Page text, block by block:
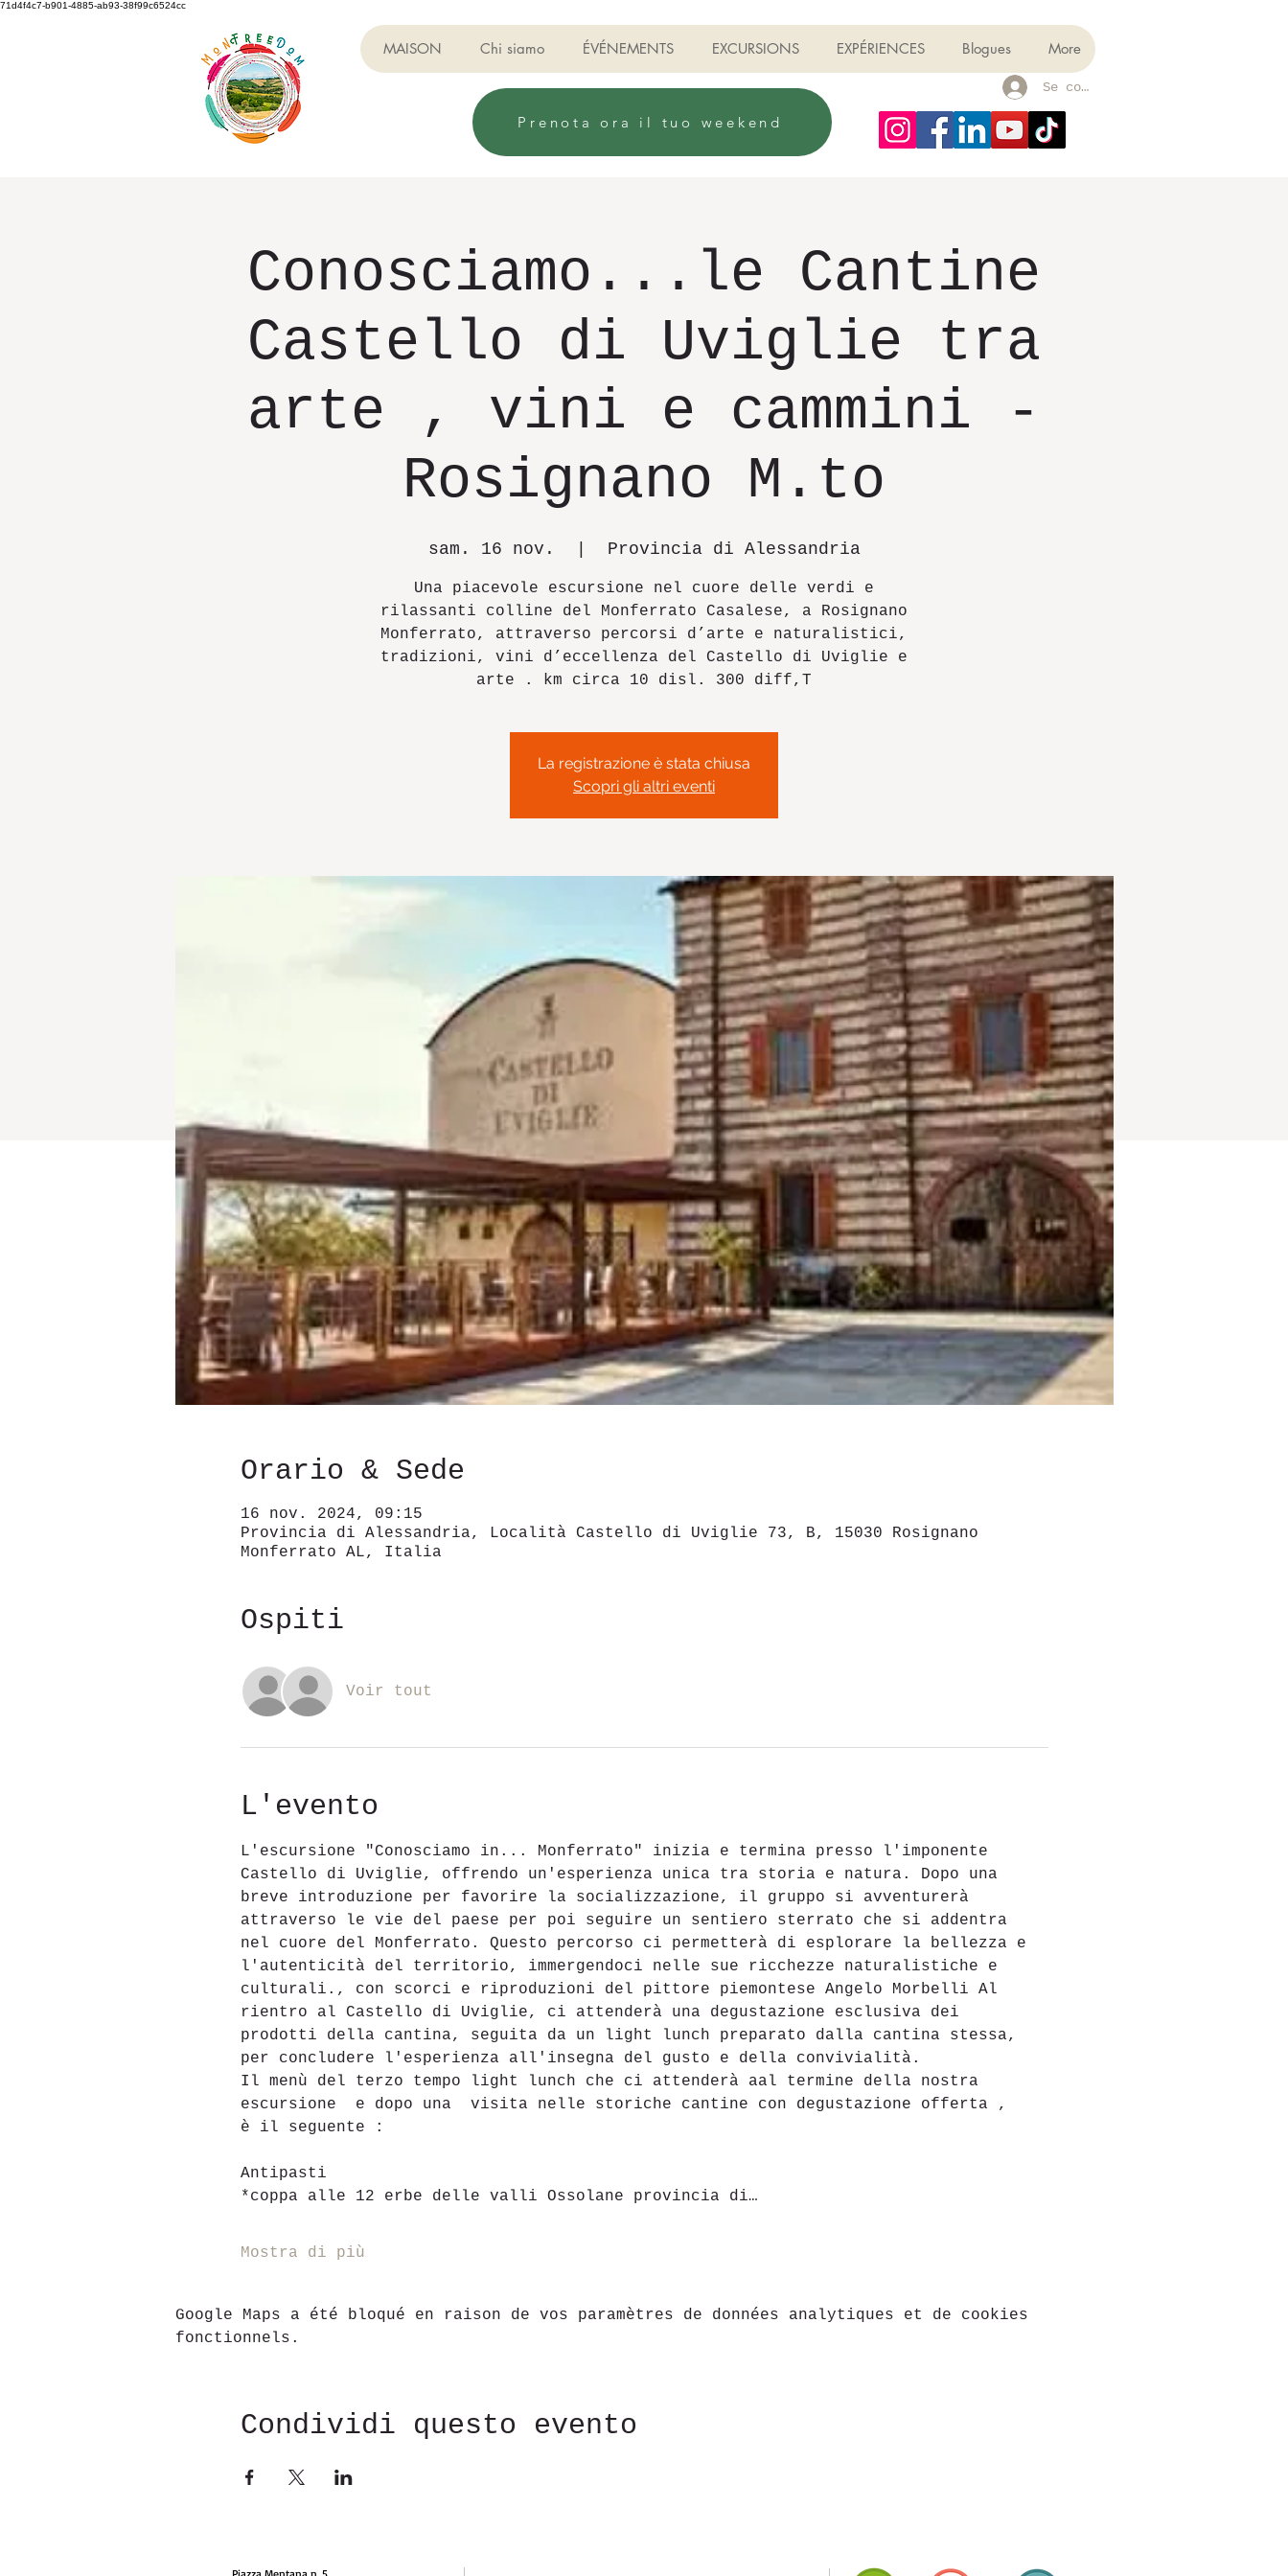
71d4f4c7-b901-4885-ab93-38f99c6524cc
MAISON Chi siamo ÉVÉNEMENTS EXCURSIONS EXPÉRIENCES Blogues More
Se connecter
Prenota ora il tuo weekend
Conosciamo...le Cantine
Castello di Uviglie tra
arte , vini e cammini -
Rosignano M.to
sam. 16 nov. Provincia di Alessandria
Una piacevole escursione nel cuore delle verdi e
rilassanti colline del Monferrato Casalese, a Rosignano
Monferrato, attraverso percorsi d’arte e naturalistici,
tradizioni, vini d’eccellenza del Castello di Uviglie e
arte . km circa 10 disl. 300 diff,T
La registrazione è stata chiusa
Scopri gli altri eventi
Orario & Sede
16 nov. 2024, 09:15
Provincia di Alessandria, Località Castello di Uviglie 73, B, 15030 Rosignano
Monferrato AL, Italia
Ospiti
Voir tout
L'evento
L'escursione "Conosciamo in... Monferrato" inizia e termina presso l'imponente
Castello di Uviglie, offrendo un'esperienza unica tra storia e natura. Dopo una
breve introduzione per favorire la socializzazione, il gruppo si avventurerà
attraverso le vie del paese per poi seguire un sentiero sterrato che si addentra
nel cuore del Monferrato. Questo percorso ci permetterà di esplorare la bellezza e
l'autenticità del territorio, immergendoci nelle sue ricchezze naturalistiche e
culturali., con scorci e riproduzioni del pittore piemontese Angelo Morbelli Al
rientro al Castello di Uviglie, ci attenderà una degustazione esclusiva dei
prodotti della cantina, seguita da un light lunch preparato dalla cantina stessa,
per concludere l'esperienza all'insegna del gusto e della convivialità.
Il menù del terzo tempo light lunch che ci attenderà aal termine della nostra
escursione  e dopo una  visita nelle storiche cantine con degustazione offerta ,
è il seguente :
Antipasti
*coppa alle 12 erbe delle valli Ossolane provincia di…
Mostra di più
Google Maps a été bloqué en raison de vos paramètres de données analytiques et de cookies
fonctionnels.
Condividi questo evento